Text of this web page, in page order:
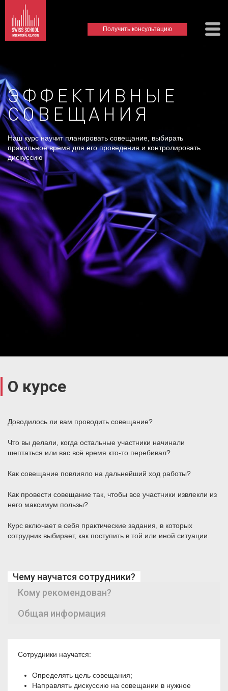
Получить консультацию
ЭФФЕКТИВНЫЕ
СОВЕЩАНИЯ
Наш курс научит планировать совещание, выбирать
правильное время для его проведения и контролировать
дискуссию
О курсе
Доводилось ли вам проводить совещание?
Что вы делали, когда остальные участники начинали
шептаться или вас всё время кто-то перебивал?
Как совещание повлияло на дальнейший ход работы?
Как провести совещание так, чтобы все участники извлекли из
него максимум пользы?
Курс включает в себя практические задания, в которых
сотрудник выбирает, как поступить в той или иной ситуации.
Чему научатся сотрудники?
Кому рекомендован?
Общая информация
Сотрудники научатся:
Определять цель совещания;
Направлять дискуссию на совещании в нужное